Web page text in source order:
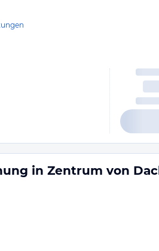
in Zentrum von